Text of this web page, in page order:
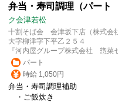
弁当・寿司調理（パート
ク会津若松
十割そば会 会津坂下店（株式会
大字柳津字下平乙２５４
『河内屋グループ株式会社 惣菜
パート
時給 1,050円
弁当・寿司調理補助
・ご飯炊き